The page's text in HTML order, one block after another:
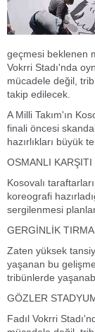
geçmesi beklenen
Vokrri Stadı'nda
mücadele değil,
takip edilecek.
A Milli Takım'ın
finali öncesi
hazırlıkları büyük
OSMANLI
Kosovalı
koreografi
sergilenmesi
GERGİNLİK
Zaten yüksek
yaşanan bu
tribünlerde
GÖZLER
Fadıl Vokrri